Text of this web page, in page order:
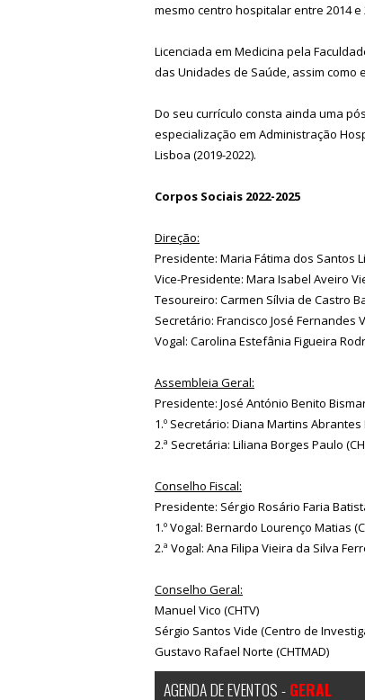
mesmo centro hospitalar entre 2014 e
Licenciada em Medicina pela
das Unidades de Saúde, assim como
Do seu currículo consta ainda uma
especialização em Administração
Lisboa (2019-2022).
Corpos Sociais 2022-2025
Direção:
Presidente: Maria Fátima dos Santos
Vice-Presidente: Mara Isabel Aveiro
Tesoureiro: Carmen Sílvia de Castro
Secretário: Francisco José Fernandes
Vogal: Carolina Estefânia Figueira
Assembleia Geral:
Presidente: José António Benito
1.º Secretário: Diana Martins Abrantes
2.ª Secretária: Liliana Borges Paulo
Conselho Fiscal:
Presidente: Sérgio Rosário Faria
1.º Vogal: Bernardo Lourenço Matias
2.ª Vogal: Ana Filipa Vieira da Silva
Conselho Geral:
Manuel Vico (CHTV)
Sérgio Santos Vide (Centro de
Gustavo Rafael Norte (CHTMAD)
AGENDA DE EVENTOS -GERAL